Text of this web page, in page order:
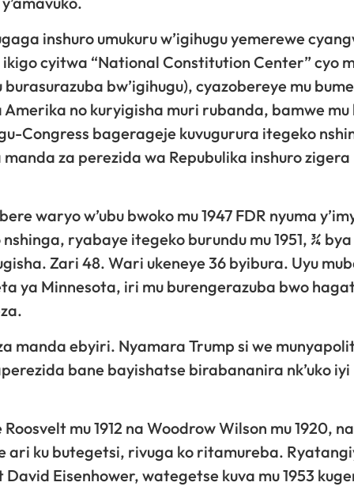
inshuro umukuru w’igihugu yemerewe
cyitwa “National Constitution Center” cyo
bw’igihugu), cyazobereye mu
no kuryigisha muri rubanda, bamwe mu
Congress bagerageje kuvugurura itegeko
za perezida wa Repubulika inshuro
waryo w’ubu bwoko mu 1947 FDR nyuma
ryabaye itegeko burundu mu 1951, ¾
Zari 48. Wari ukeneye 36 byibura. Uyu
ya Minnesota, iri mu burengerazuba bwo
manda ebyiri. Nyamara Trump si we
bane bayishatse birabananira nk’uko iyi
mu 1912 na Woodrow Wilson mu 1920,
ari ku butegetsi, rivuga ko ritamureba.
Eisenhower, wategetse kuva mu 1953